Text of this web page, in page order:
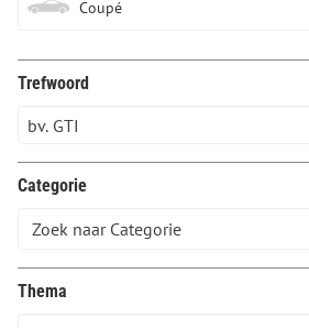
Coupé
Trefwoord
Categorie
Thema